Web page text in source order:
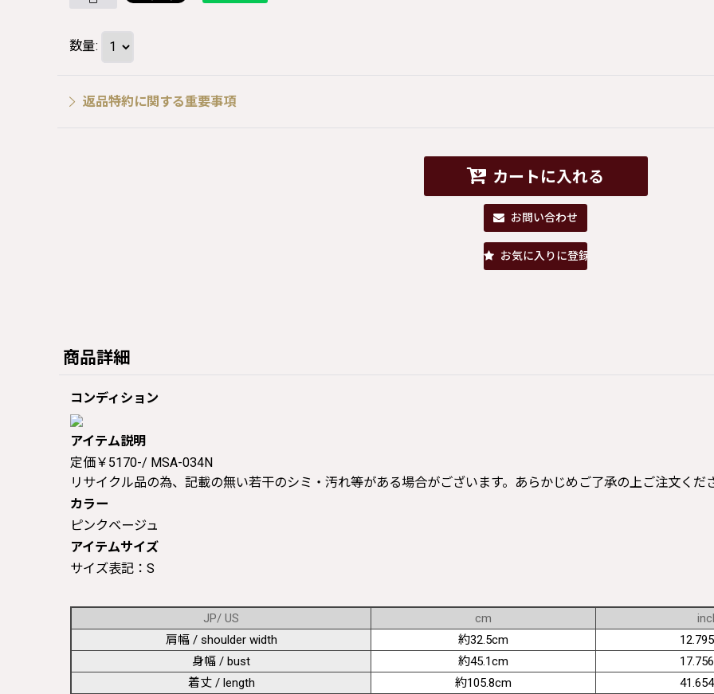
数量:
返品特約に関する重要事項
カートに入れる
お問い合わせ
お気に入りに登録
商品詳細
コンディション
アイテム説明
定価￥5170-/ MSA-034N
リサイクル品の為、記載の無い若干のシミ・汚れ等がある場合がございます。あらかじめご了承の上ご注文くだ
カラー
ピンクベージュ
アイテムサイズ
サイズ表記：S
JP/ US cm
肩幅 / shoulder width
約32.5cm
身幅 / bust
約45.1cm
着丈 / length
約105.8cm